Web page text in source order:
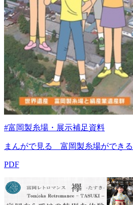
#富岡製糸場・展示補足資料
まんがで見る 富岡製糸場ができる
PDF